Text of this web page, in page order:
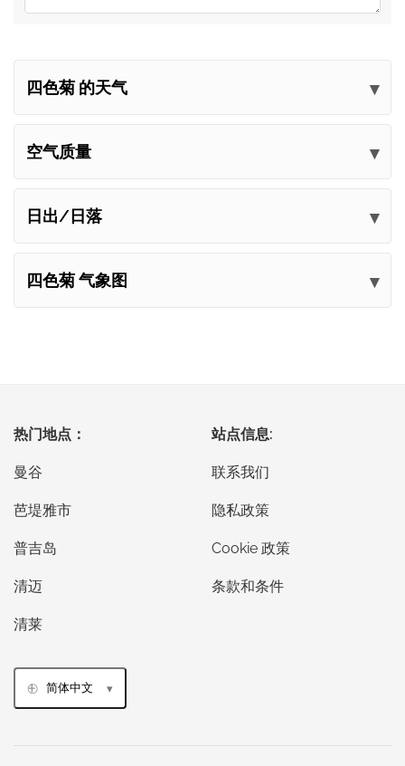
四色菊 的天气
空气质量
日出/日落
四色菊 气象图
热门地点：
曼谷
芭堤雅市
普吉岛
清迈
清莱
站点信息:
联系我们
隐私政策
Cookie 政策
条款和条件
简体中文